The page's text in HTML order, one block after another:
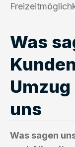
Was
uns
Was sagen